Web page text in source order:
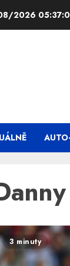
2026
3 minuty